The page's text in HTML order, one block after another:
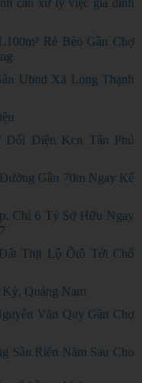
cần xử lý việc gia đình
Rẻ Bèo Gần Chợ
Ubnd Xã Long Thạnh
Diện Kcn Tân Phú
Gần 70m Ngay Kế
Chỉ 6 Tỷ Sở Hữu Ngay
Thịt Lộ Ôtô Tới Chổ
Quảng Nam
Văn Quy Gần Chợ
Sầu Riên Năm Sau Cho